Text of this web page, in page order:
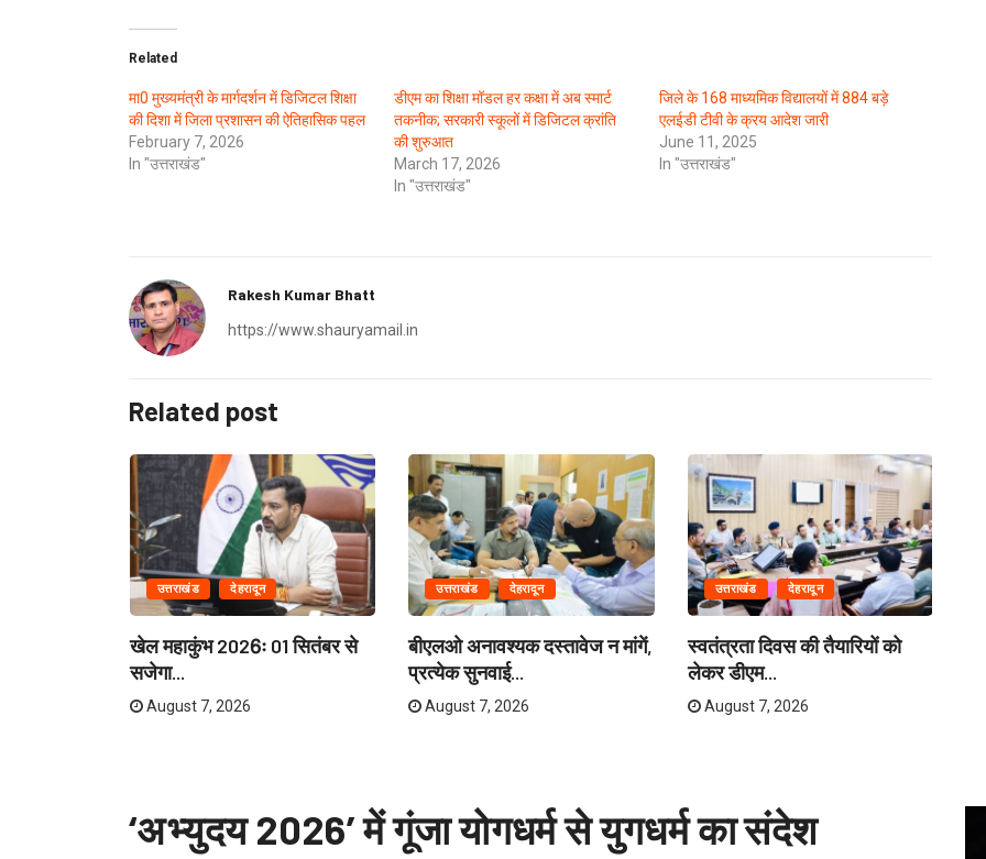
Related
मा0 मुख्यमंत्री के मार्गदर्शन में डिजिटल शिक्षा
की दिशा में जिला प्रशासन की ऐतिहासिक पहल
February 7, 2026
In "उत्तराखंड"
डीएम का शिक्षा मॉडल हर कक्षा में अब स्मार्ट
तकनीक; सरकारी स्कूलों में डिजिटल क्रांति
की शुरुआत
March 17, 2026
In "उत्तराखंड"
जिले के 168 माध्यमिक विद्यालयों में 884 बड़े
एलईडी टीवी के क्रय आदेश जारी
June 11, 2025
In "उत्तराखंड"
Rakesh Kumar Bhatt
https://www.shauryamail.in
Related post
उत्तराखंड देहरादून
खेल महाकुंभ 2026ः 01 सितंबर से
सजेगा...
August 7, 2026
उत्तराखंड देहरादून
बीएलओ अनावश्यक दस्तावेज न मांगें,
प्रत्येक सुनवाई...
August 7, 2026
उत्तराखंड देहरादून
स्वतंत्रता दिवस की तैयारियों को
लेकर डीएम...
August 7, 2026
‘अभ्युदय 2026’ में गूंजा योगधर्म से युगधर्म का संदेश